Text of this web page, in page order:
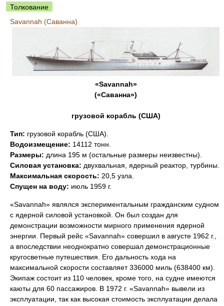
Толкование
Savannah (Саванна)
«Savannah»
(«Саванна»)
грузовой корабль (США)
Тип: грузовой корабль (США).
Водоизмещение: 14112 тонн.
Размеры: длина 195 м (остальные размеры неизвестны).
Силовая установка: двухвальная, ядерный реактор, турбины.
Максимальная скорость: 20,5 узла.
Спущен на воду: июль 1959 г.
«Savannah» являлся экспериментальным гражданским судном
с ядерной силовой установкой. Он был создан для
демонстрации возможности мирного применения ядерной
энергии. Первый рейс «Savannah» совершил в августе 1962 г.,
а впоследствии неоднократно совершал демонстрационные
кругосветные путешествия. Его дальность хода на
максимальной скорости составляет 336000 миль (638400 км).
Экипаж состоит из 110 человек, кроме того, на судне имеются
каюты для 60 пассажиров. В 1972 г. «Savannah» вывели из
эксплуатации, так как высокая стоимость эксплуатации делала